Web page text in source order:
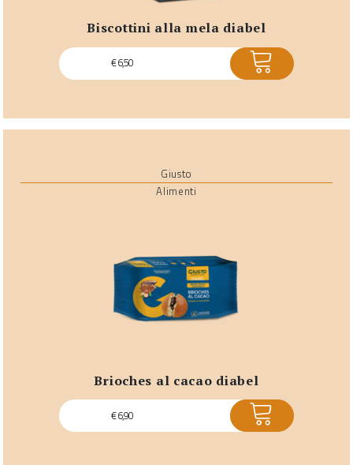
biscottini alla mela diabel
€6,50 ACQUISTA
Giusto
Alimenti
brioches al cacao diabel
€6,90 ACQUISTA